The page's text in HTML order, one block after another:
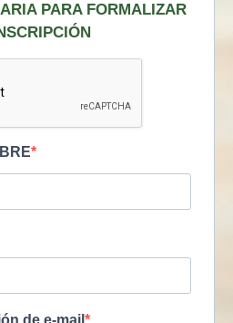
PARA FORMALIZAR
de e-mail